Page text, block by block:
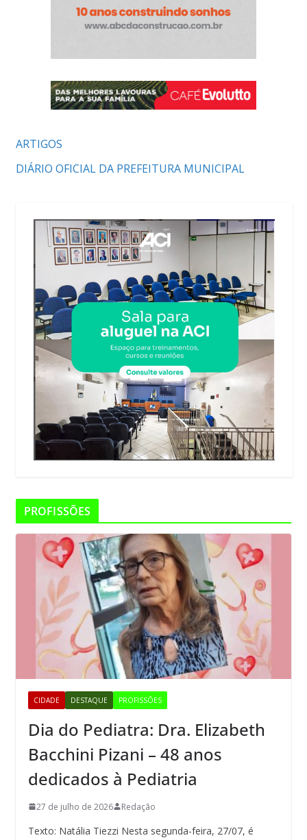
ARTIGOS
DIÁRIO OFICIAL DA PREFEITURA MUNICIPAL
PROFISSÕES
CIDADE DESTAQUE PROFISSÕES
Dia do Pediatra: Dra. Elizabeth
Bacchini Pizani – 48 anos
dedicados à Pediatria
27 de julho de 2026 Redação
Texto: Natália Tiezzi Nesta segunda-feira, 27/07, é